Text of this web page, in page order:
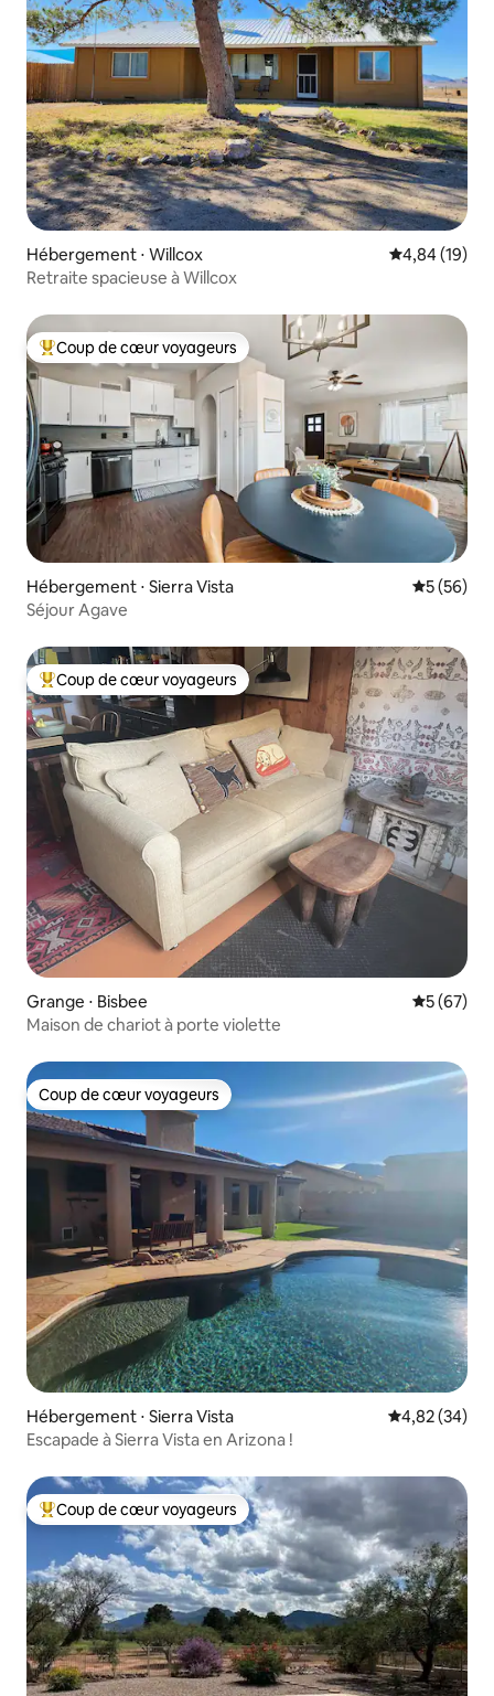
Hébergement ⋅ Willcox Évaluation
4,84 (19)
Retraite spacieuse à Willcox
Coups de cœur voyageurs les plus appréciés
Coup de cœur voyageurs
Hébergement ⋅ Sierra Vista
5 (56)
Séjour Agave
Coups de cœur voyageurs les plus appréciés
Coup de cœur voyageurs
Grange ⋅ Bisbee
5 (67)
Maison de chariot à porte violette
Coup de cœur voyageurs
Coup de cœur voyageurs
Hébergement ⋅ Sierra Vista Évaluation
4,82 (34)
Escapade à Sierra Vista en Arizona !
Coups de cœur voyageurs les plus appréciés
Coup de cœur voyageurs